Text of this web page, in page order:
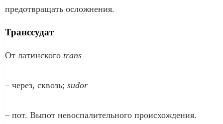
предотвращать осложнения.
Транссудат
От латинского trans
– через, сквозь; sudor
– пот. Выпот невоспалительного происхождения.